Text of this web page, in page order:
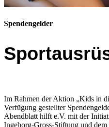
Spendengelder
Im Rahmen der Aktion „Kids in
Verfügung gestellter
Abendblatt hilft e.V. mit der
Ingeborg-Gross-Stiftung und